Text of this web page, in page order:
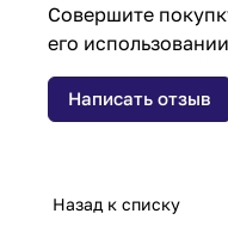
Совершите
его использовании
Написать отзыв
Назад к списку